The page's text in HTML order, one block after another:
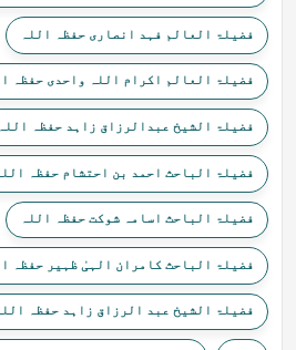
فضیلۃ العالم فہد انصاری حفظہ اللہ
فضیلۃ العالم اکرام اللہ واحدی حفظہ
فضیلۃ الشیخ عبدالرزاق زاہد حفظہ اللہ
فضیلۃ الباحث احمد بن احتشام حفظہ اللہ
فضیلۃ الباحث اسامہ شوکت حفظہ اللہ
فضیلۃ الباحث کامران الہیٰ ظہیر حفظہ
فضیلۃ الشیخ عبد الرزاق زاہد حفظہ